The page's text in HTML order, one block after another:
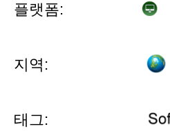
플랫폼:
지역:
태그: